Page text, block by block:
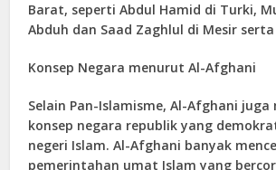
Barat, seperti Abdul Hamid di Turki,
Abduh dan Saad Zaghlul di Mesir
Konsep Negara menurut Al-Afghani
Selain Pan-Islamisme, Al-Afghani juga
konsep negara republik yang
negeri Islam. Al-Afghani banyak
pemerintahan umat Islam yang